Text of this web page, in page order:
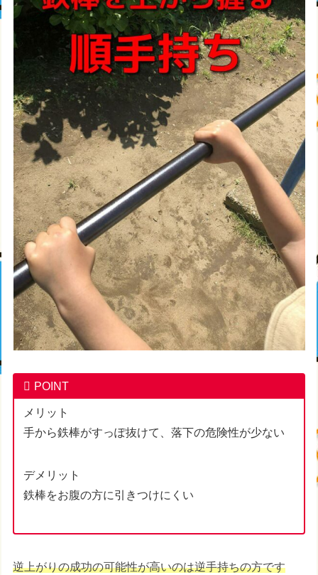
POINT
メリット
手から鉄棒がすっぽ抜けて、落下の危険性が少ない
デメリット
鉄棒をお腹の方に引きつけにくい
逆上がりの成功の可能性が高いのは逆手持ちの方です